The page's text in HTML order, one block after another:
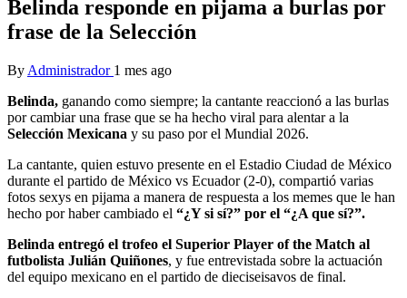
Belinda responde en pijama a burlas por
frase de la Selección
By Administrador 1 mes ago
Belinda, ganando como siempre; la cantante reaccionó a las burlas
por cambiar una frase que se ha hecho viral para alentar a la
Selección Mexicana y su paso por el Mundial 2026.
La cantante, quien estuvo presente en el Estadio Ciudad de México
durante el partido de México vs Ecuador (2-0), compartió varias
fotos sexys en pijama a manera de respuesta a los memes que le han
hecho por haber cambiado el “¿Y si sí?” por el “¿A que sí?”.
Belinda entregó el trofeo el Superior Player of the Match al
futbolista Julián Quiñones, y fue entrevistada sobre la actuación
del equipo mexicano en el partido de dieciseisavos de final.